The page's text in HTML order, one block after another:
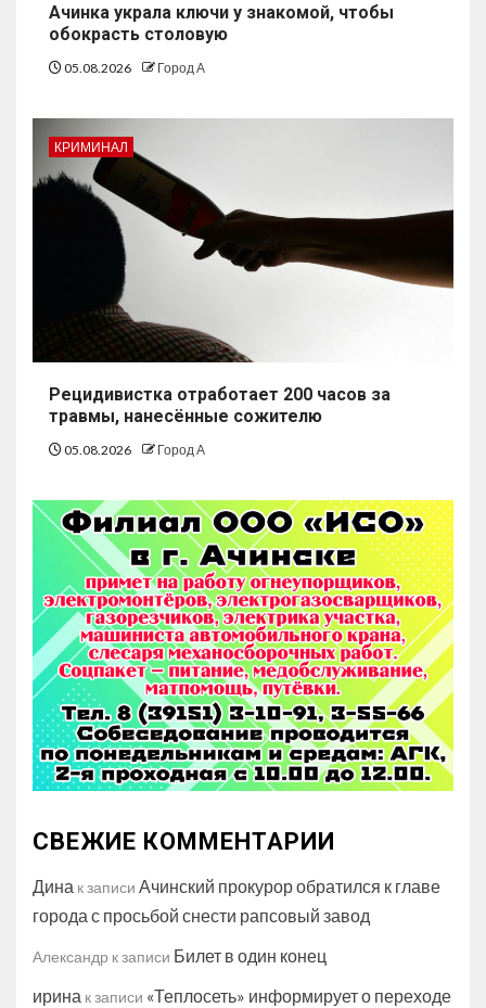
Ачинка украла ключи у знакомой, чтобы
обокрасть столовую
05.08.2026 Город А
КРИМИНАЛ
Рецидивистка отработает 200 часов за
травмы, нанесённые сожителю
05.08.2026 Город А
СВЕЖИЕ КОММЕНТАРИИ
Дина к записи Ачинский прокурор обратился к главе
города с просьбой снести рапсовый завод
Александр к записи Билет в один конец
ирина к записи «Теплосеть» информирует о переходе